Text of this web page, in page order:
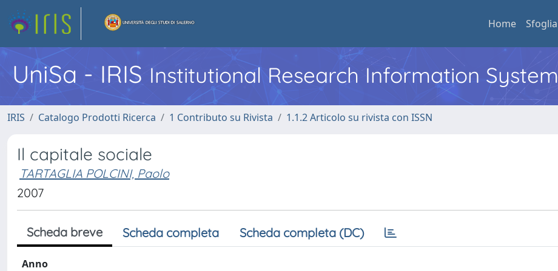
Home Sfoglia
UniSa - IRIS Institutional Research Information System
IRIS Catalogo Prodotti Ricerca 1 Contributo su Rivista 1.1.2 Articolo su rivista con ISSN
Il capitale sociale
TARTAGLIA POLCINI, Paolo
2007
Scheda breve Scheda completa Scheda completa (DC)
Anno